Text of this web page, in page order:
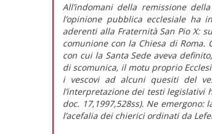
All’indomani della remissione
l’opinione pubblica ecclesiale ha
aderenti alla Fraternità San Pio X:
comunione con la Chiesa di
con cui la Santa Sede aveva
di scomunica, il motu proprio
i vescovi ad alcuni quesiti del
l’interpretazione dei testi legislativi
doc. 17,1997,528ss). Ne
l’acefalia dei chierici ordinati da